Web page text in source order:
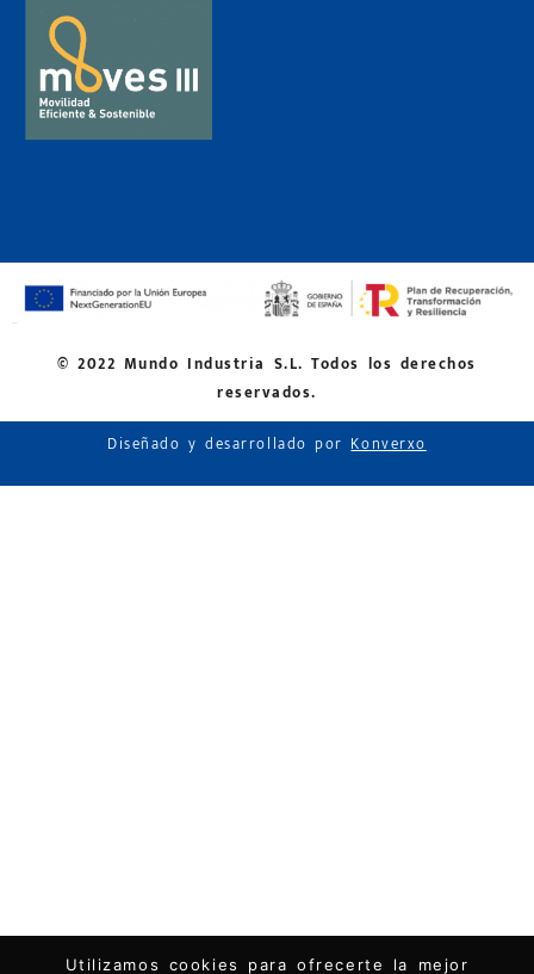
© 2022 Mundo Industria S.L. Todos los derechos
reservados.
Diseñado y desarrollado porKonverxo
Utilizamos cookies para ofrecerte la mejor